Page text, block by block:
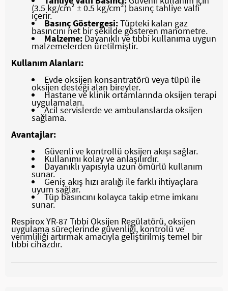
(3.5 kg/cm² ± 0.5 kg/cm²) basınç tahliye valfi
içerir.
Basınç Göstergesi:Tüpteki kalan gaz
basıncını net bir şekilde gösteren manometre.
Malzeme: Dayanıklı ve tıbbi kullanıma uygun
malzemelerden üretilmiştir.
Kullanım Alanları:
Evde oksijen konsantratörü veya tüpü ile
oksijen desteği alan bireyler.
Hastane ve klinik ortamlarında oksijen terapi
uygulamaları.
Acil servislerde ve ambulanslarda oksijen
sağlama.
Avantajlar:
Güvenli ve kontrollü oksijen akışı sağlar.
Kullanımı kolay ve anlaşılırdır.
Dayanıklı yapısıyla uzun ömürlü kullanım
sunar.
Geniş akış hızı aralığı ile farklı ihtiyaçlara
uyum sağlar.
Tüp basıncını kolayca takip etme imkanı
sunar.
Respirox YR-87 Tıbbi Oksijen Regülatörü, oksijen
uygulama süreçlerinde güvenliği, kontrolü ve
verimliliği artırmak amacıyla geliştirilmiş temel bir
tıbbi cihazdır.